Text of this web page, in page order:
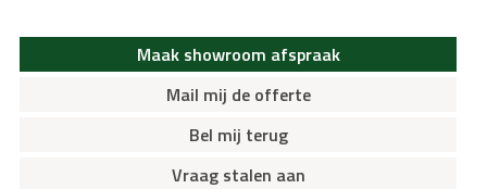
Maak showroom afspraak
Mail mij de offerte
Bel mij terug
Vraag stalen aan